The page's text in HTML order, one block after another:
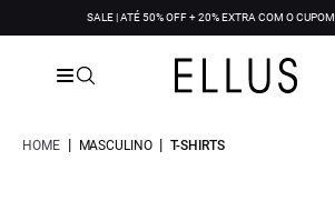
SALE | ATÉ 50% OFF + 20% EXTRA COM O CUPOM
HOME | MASCULINO | T-SHIRTS